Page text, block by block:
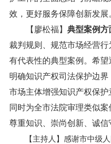
效，更好服务保障创新发展
【廖松福】 典型案例方
裁判规则、规范市场经营
有代表性的典型案例。希望
明确知识产权司法保护边
市场主体增强知识产权保护
同时为全市法院审理类似
尊重知识、崇尚创新、诚信
【主持人】感谢市中级人